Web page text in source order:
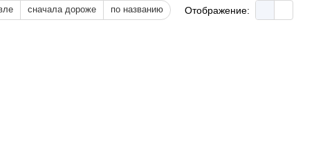
сначала дороже по названию Отображение: